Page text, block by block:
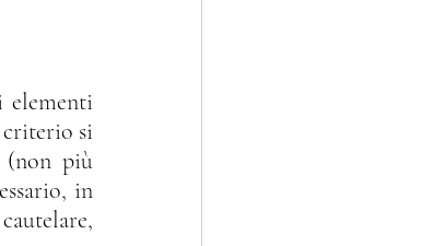
criterio si
(non più
in